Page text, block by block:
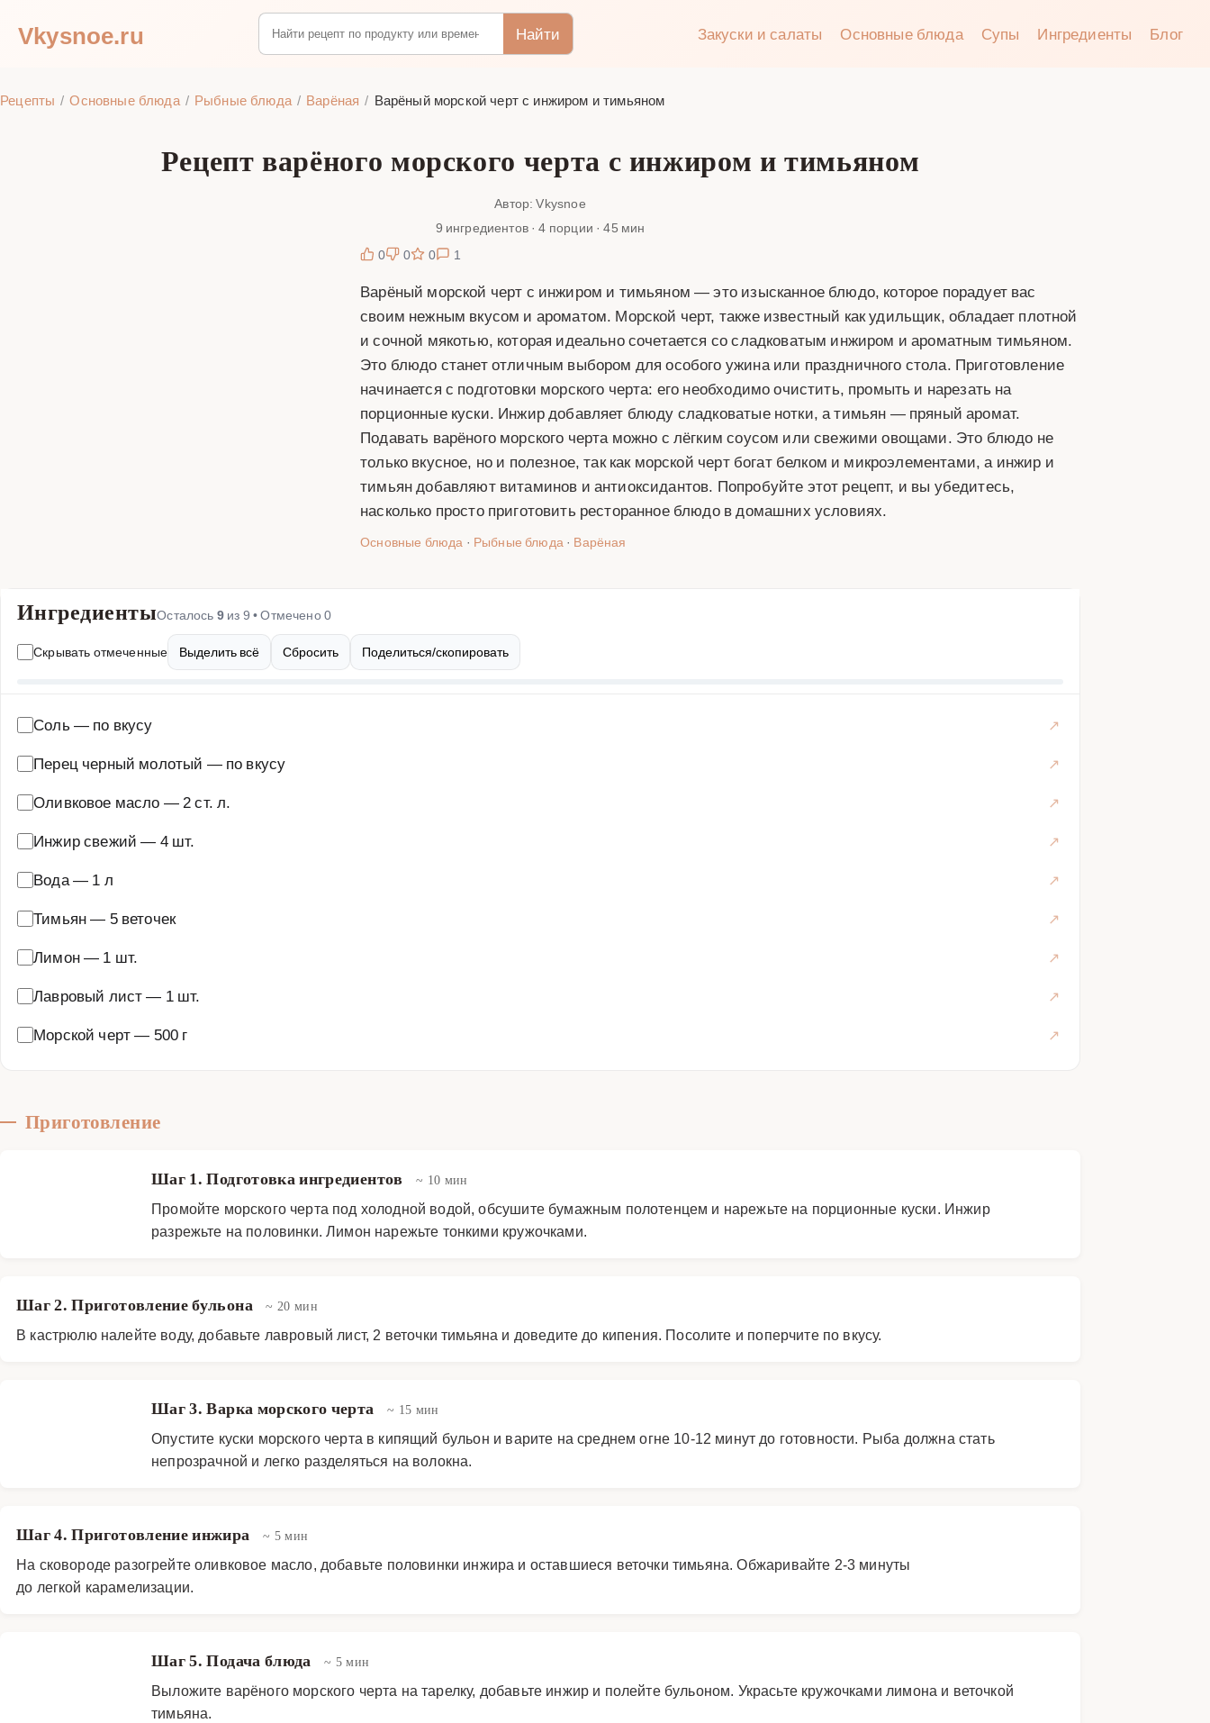
Vkysnoe.ru Найти Закуски и салаты Основные блюда Супы Ингредиенты Блог
Рецепты Основные блюда Рыбные блюда Варёная Варёный морской черт с инжиром и тимьяном
Рецепт варёного морского черта с инжиром и тимьяном
Автор: Vkysnoe
9 ингредиентов · 4 порции · 45 мин
0
0 0 1
Варёный морской черт с инжиром и тимьяном — это изысканное блюдо, которое порадует вас
своим нежным вкусом и ароматом. Морской черт, также известный как удильщик, обладает плотной
и сочной мякотью, которая идеально сочетается со сладковатым инжиром и ароматным тимьяном.
Это блюдо станет отличным выбором для особого ужина или праздничного стола. Приготовление
начинается с подготовки морского черта: его необходимо очистить, промыть и нарезать на
порционные куски. Инжир добавляет блюду сладковатые нотки, а тимьян — пряный аромат.
Подавать варёного морского черта можно с лёгким соусом или свежими овощами. Это блюдо не
только вкусное, но и полезное, так как морской черт богат белком и микроэлементами, а инжир и
тимьян добавляют витаминов и антиоксидантов. Попробуйте этот рецепт, и вы убедитесь,
насколько просто приготовить ресторанное блюдо в домашних условиях.
Основные блюда · Рыбные блюда· Варёная
ИнгредиентыОсталось 9из 9 • Отмечено0
Скрывать отмеченные Выделить всё Сбросить Поделиться/скопировать
Соль — по вкусу
Перец черный молотый — по вкусу
Оливковое масло — 2 ст. л.
Инжир свежий — 4 шт.
Вода— 1 л
Тимьян— 5 веточек
Лимон— 1 шт.
Лавровый лист— 1 шт.
Морской черт— 500 г
Приготовление
Шаг 1. Подготовка ингредиентов ~ 10 мин
Промойте морского черта под холодной водой, обсушите бумажным полотенцем и нарежьте на порционные куски. Инжир
разрежьте на половинки. Лимон нарежьте тонкими кружочками.
Шаг 2. Приготовление бульона ~ 20 мин
В кастрюлю налейте воду, добавьте лавровый лист, 2 веточки тимьяна и доведите до кипения. Посолите и поперчите по вкусу.
Шаг 3. Варка морского черта ~ 15 мин
Опустите куски морского черта в кипящий бульон и варите на среднем огне 10-12 минут до готовности. Рыба должна стать
непрозрачной и легко разделяться на волокна.
Шаг 4. Приготовление инжира ~ 5 мин
На сковороде разогрейте оливковое масло, добавьте половинки инжира и оставшиеся веточки тимьяна. Обжаривайте 2-3 минуты
до легкой карамелизации.
Шаг 5. Подача блюда ~ 5 мин
Выложите варёного морского черта на тарелку, добавьте инжир и полейте бульоном. Украсьте кружочками лимона и веточкой
тимьяна.